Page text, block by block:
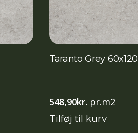
Taranto Grey 60x120
548,90kr. pr.m2
Tilføj til kurv